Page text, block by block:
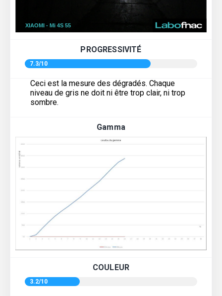
PROGRESSIVITÉ
7.3/10
Ceci est la mesure des dégradés. Chaque
niveau de gris ne doit ni être trop clair, ni trop
sombre.
Gamma
COULEUR
3.2/10